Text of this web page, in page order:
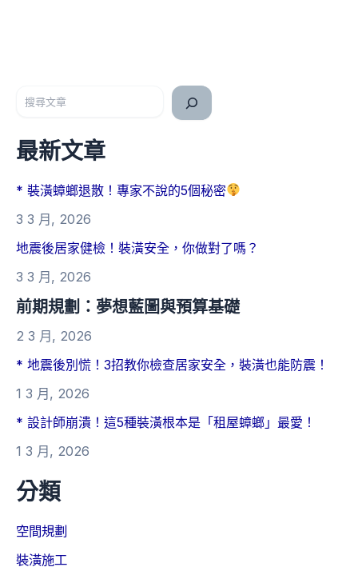
最新文章
* 裝潢蟑螂退散！專家不說的5個秘密
3 3 月, 2026
地震後居家健檢！裝潢安全，你做對了嗎？
3 3 月, 2026
前期規劃：夢想藍圖與預算基礎
2 3 月, 2026
* 地震後別慌！3招教你檢查居家安全，裝潢也能防震！
1 3 月, 2026
* 設計師崩潰！這5種裝潢根本是「租屋蟑螂」最愛！
1 3 月, 2026
分類
空間規劃
裝潢施工